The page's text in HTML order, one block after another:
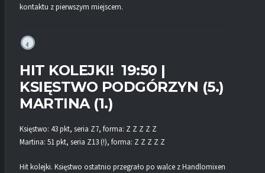
kontaktu z pierwszym miejscem.
HIT KOLEJKI! 19:50 |
KSIĘSTWO PODGÓRZYN (5.) –
MARTINA (1.)
Księstwo: 43 pkt, seria Z7, forma: Z Z Z Z Z
Martina: 51 pkt, seria Z13 (!), forma: Z Z Z Z Z
Hit kolejki. Księstwo ostatnio przegrało po walce z Handlomixem, ale